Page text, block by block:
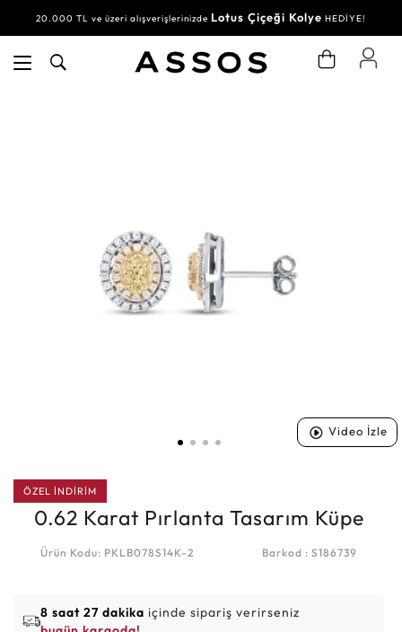
20.000 TL ve üzeri alışverişlerinizde Lotus Çiçeği Kolye HEDİYE!
Video İzle
ÖZEL İNDİRİM
0.62 Karat Pırlanta Tasarım Küpe
Ürün Kodu: PKLB078S14K-2 Barkod : S186739
8 saat 27 dakika içinde sipariş verirseniz